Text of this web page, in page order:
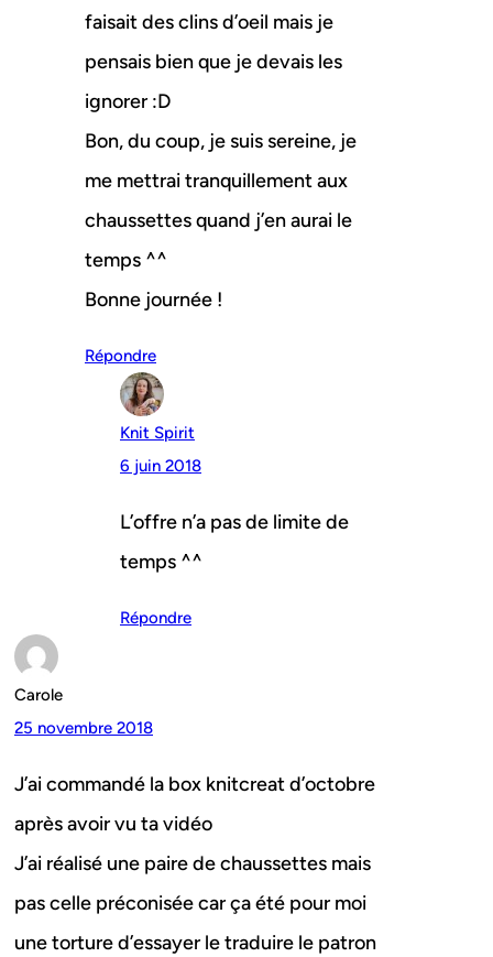
faisait des clins d’oeil mais je
pensais bien que je devais les
ignorer :D
Bon, du coup, je suis sereine, je
me mettrai tranquillement aux
chaussettes quand j’en aurai le
temps ^^
Bonne journée !
Répondre
Knit Spirit
6 juin 2018
L’offre n’a pas de limite de
temps ^^
Répondre
Carole
25 novembre 2018
J’ai commandé la box knitcreat d’octobre
après avoir vu ta vidéo
J’ai réalisé une paire de chaussettes mais
pas celle préconisée car ça été pour moi
une torture d’essayer le traduire le patron